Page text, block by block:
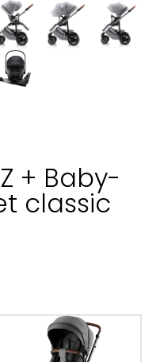
+ Baby-
classic
Guider